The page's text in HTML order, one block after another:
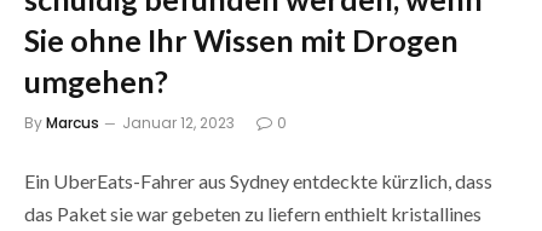
Sie ohne Ihr Wissen mit Drogen
umgehen?
ByMarcus Januar 12, 2023 0
Ein UberEats-Fahrer aus Sydney entdeckte kürzlich, dass
das Paket sie war gebeten zu liefern enthielt kristallines